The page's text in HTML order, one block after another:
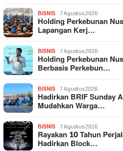
BISNIS 7 Agustus 2026
Holding Perkebunan
Lapangan Kerj…
BISNIS 7 Agustus 2026
Holding Perkebunan
Berbasis Perkebun…
BISNIS 7 Agustus 2026
Hadirkan BRIF Sunday
Mudahkan Warga…
BISNIS 7 Agustus 2026
Rayakan 10 Tahun
Hadirkan Block…